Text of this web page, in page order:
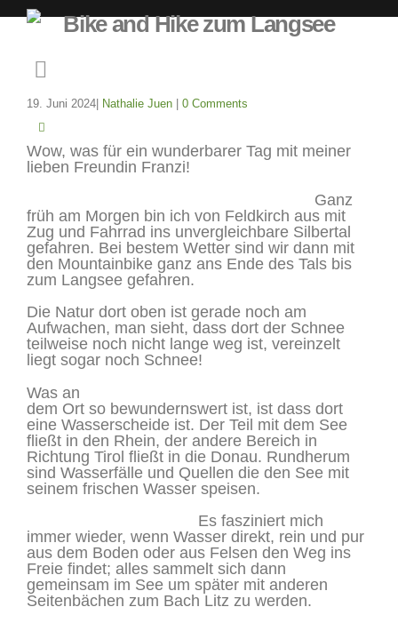
Bike and Hike zum Langsee
19. Juni 2024 Nathalie Juen 0 Comments
Wow, was für ein wunderbarer Tag mit meiner
lieben Freundin Franzi!
Ganz
früh am Morgen bin ich von Feldkirch aus mit
Zug und Fahrrad ins unvergleichbare Silbertal
gefahren. Bei bestem Wetter sind wir dann mit
den Mountainbike ganz ans Ende des Tals bis
zum Langsee gefahren.
Die Natur dort oben ist gerade noch am
Aufwachen, man sieht, dass dort der Schnee
teilweise noch nicht lange weg ist, vereinzelt
liegt sogar noch Schnee!
Was an
dem Ort so bewundernswert ist, ist dass dort
eine Wasserscheide ist. Der Teil mit dem See
fließt in den Rhein, der andere Bereich in
Richtung Tirol fließt in die Donau. Rundherum
sind Wasserfälle und Quellen die den See mit
seinem frischen Wasser speisen.
Es fasziniert mich
immer wieder, wenn Wasser direkt, rein und pur
aus dem Boden oder aus Felsen den Weg ins
Freie findet; alles sammelt sich dann
gemeinsam im See um später mit anderen
Seitenbächen zum Bach Litz zu werden.